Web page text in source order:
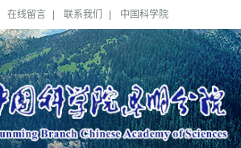
在线留言 联系我们 中国科学院